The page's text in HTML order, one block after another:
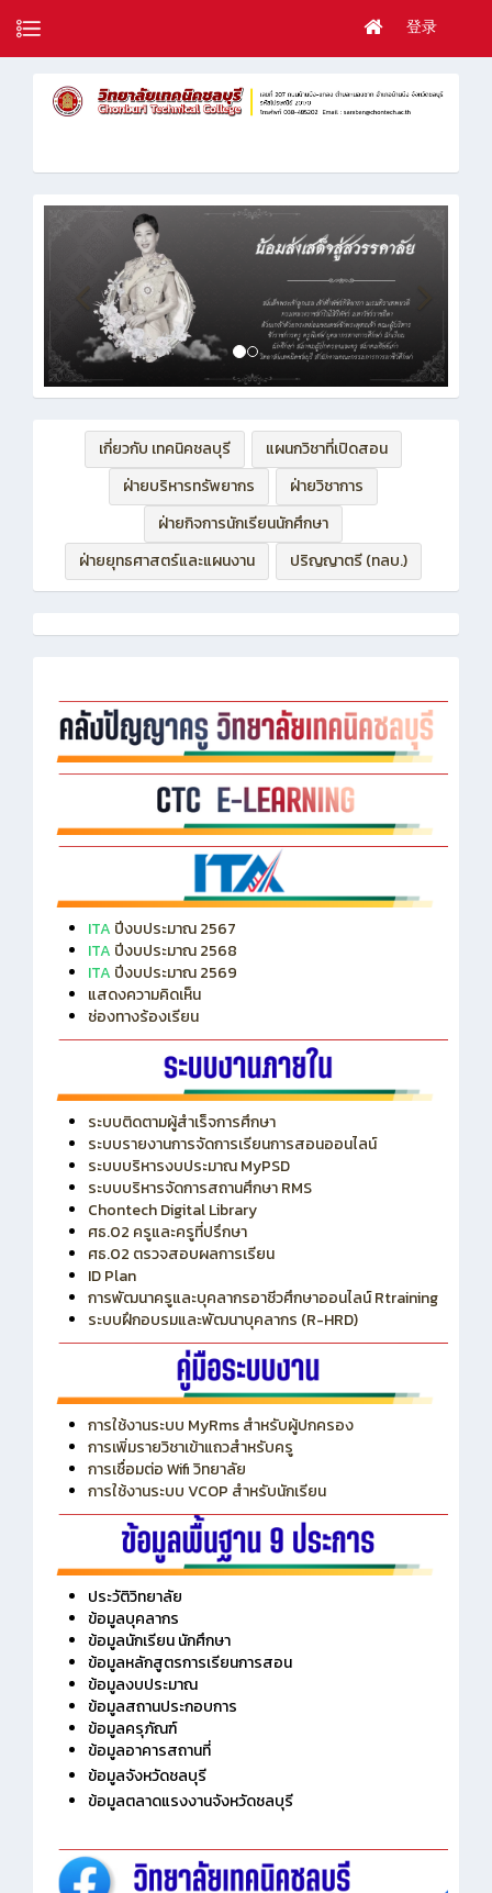
登录
เกี่ยวกับ เทคนิคชลบุรี
แผนกวิชาที่เปิดสอน
ฝ่ายบริหารทรัพยากร
ฝ่ายวิชาการ
ฝ่ายกิจการนักเรียนนักศึกษา
ฝ่ายยุทธศาสตร์และแผนงาน
ปริญญาตรี (ทลบ.)
ITA ปีงบประมาณ 2567
ITA ปีงบประมาณ 2568
ITA ปีงบประมาณ 2569
แสดงความคิดเห็น
ช่องทางร้องเรียน
ระบบติดตามผู้สำเร็จการศึกษา
ระบบรายงานการจัดการเรียนการสอนออนไลน์
ระบบบริหารงบประมาณ MyPSD
ระบบบริหารจัดการสถานศึกษา RMS
Chontech Digital Library
ศธ.02 ครูและครูที่ปรึกษา
ศธ.02 ตรวจสอบผลการเรียน
ID Plan
การพัฒนาครูและบุคลากรอาชีวศึกษาออนไลน์ Rtraining
ระบบฝึกอบรมและพัฒนาบุคลากร (R-HRD)
การใช้งานระบบ MyRms สำหรับผู้ปกครอง
การเพิ่มรายวิชาเข้าแถวสำหรับครู
การเชื่อมต่อ Wifi วิทยาลัย
การใช้งานระบบ VCOP สำหรับนักเรียน
ประวัติวิทยาลัย
ข้อมูลบุคลากร
ข้อมูลนักเรียน นักศึกษา
ข้อมูลหลักสูตรการเรียนการสอน
ข้อมูลงบประมาณ
ข้อมูลสถานประกอบการ
ข้อมูลครุภัณฑ์
ข้อมูลอาคารสถานที่
ข้อมูลจังหวัดชลบุรี
ข้อมูลตลาดแรงงานจังหวัดชลบุรี